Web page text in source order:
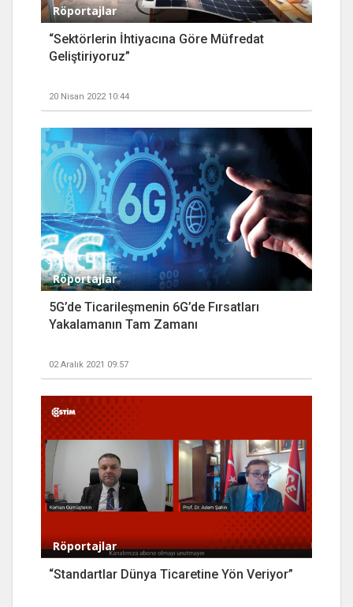
Röportajlar
“Sektörlerin İhtiyacına Göre Müfredat
Geliştiriyoruz”
20 Nisan 2022 10:44
Röportajlar
5G’de Ticarileşmenin 6G’de Fırsatları
Yakalamanın Tam Zamanı
02 Aralık 2021 09:57
Röportajlar
“Standartlar Dünya Ticaretine Yön Veriyor”